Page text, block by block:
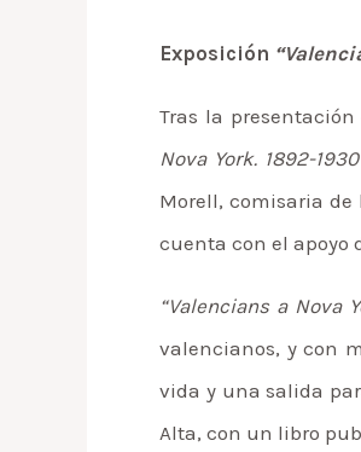
Exposición
Tras la
Nova York. 1892-
Morell, comisaria
cuenta con el apoyo
“Valencians a Nova
valencianos, y con
vida y una salida
Alta, con un libro